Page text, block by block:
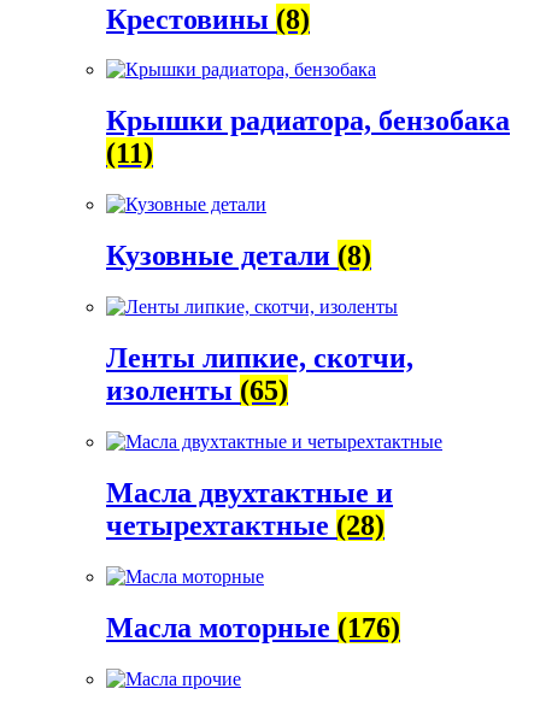
Крестовины (8)
Крышки радиатора, бензобака
(11)
Кузовные детали (8)
Ленты липкие, скотчи,
изоленты (65)
Масла двухтактные и
четырехтактные (28)
Масла моторные (176)